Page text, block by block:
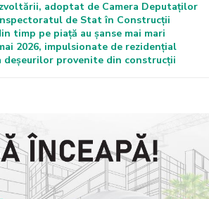
adoptat de Camera Deputaților
de Stat în Construcții
timp pe piață au șanse mai mari
2026, impulsionate de rezidențial
provenite din construcții